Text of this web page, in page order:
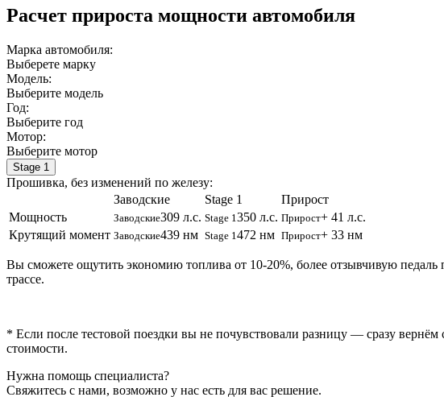
Расчет прироста мощности автомобиля
Марка автомобиля:
Выберете марку
Модель:
Выберите модель
Год:
Выберите год
Мотор:
Выберите мотор
Stage 1
Прошивка, без изменений по железу:
Заводские
Stage 1
Прирост
Мощность
Заводские309 л.с. Stage 1 350 л.с. Прирост+ 41 л.с.
Крутящий момент Заводские439 нм Stage 1 472 нм Прирост+ 33 нм
Вы сможете ощутить экономию топлива от 10-20%, более отзывчивую
трассе.
* Если после тестовой поездки вы не почувствовали разницу — сразу
стоимости.
Нужна помощь специалиста?
Свяжитесь с нами, возможно у нас есть для вас решение.